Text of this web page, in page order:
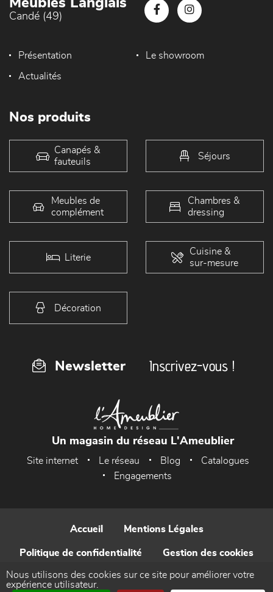
Meubles Langlais
Candé (49)
Présentation Le showroom
Actualités
Nos produits
Canapés &
fauteuils
Séjours
Meubles de
complément
Chambres &
dressing
Literie
Cuisine &
sur-mesure
Décoration
Newsletter Inscrivez-vous !
Un magasin du réseau L'Ameublier
Site internet Le réseau Blog
Catalogues
Engagements
Accueil Mentions Légales
Politique de confidentialité Gestion des cookies
Contact
Nous utilisons des cookies sur ce site pour améliorer votre
expérience utilisateur.